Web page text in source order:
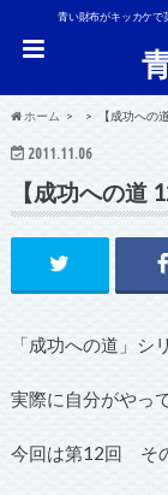
青い財布がキッカケで
ホーム 【成功への
2011.11.06
【成功への道
「成功への道」シ
実際に自分がやっ
今回は第12回 そ